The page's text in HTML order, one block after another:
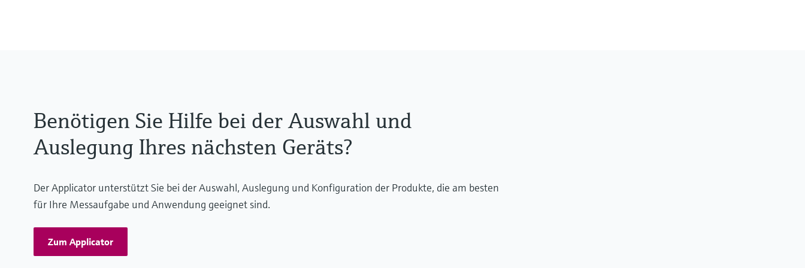
Benötigen Sie Hilfe bei der Auswahl und
Auslegung Ihres nächsten Geräts?
Der Applicator unterstützt Sie bei der Auswahl, Auslegung und Konfiguration der Produkte, die am besten
für Ihre Messaufgabe und Anwendung geeignet sind.
Zum Applicator